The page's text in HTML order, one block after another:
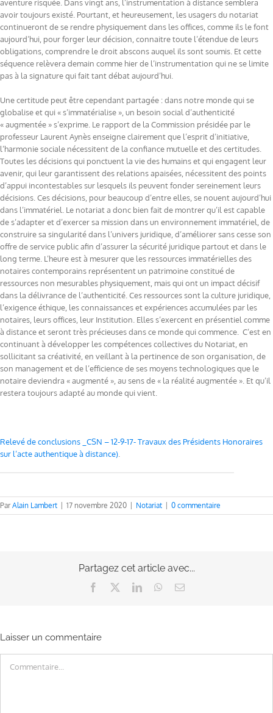
aventure risquée. Dans vingt ans, l’instrumentation à distance semblera
avoir toujours existé. Pourtant, et heureusement, les usagers du notariat
continueront de se rendre physiquement dans les offices, comme ils le font
aujourd’hui, pour forger leur décision, connaitre toute l’étendue de leurs
obligations, comprendre le droit abscons auquel ils sont soumis. Et cette
séquence relèvera demain comme hier de l’instrumentation qui ne se limite
pas à la signature qui fait tant débat aujourd’hui.
Une certitude peut être cependant partagée : dans notre monde qui se
globalise et qui « s’immatérialise », un besoin social d’authenticité
« augmentée » s’exprime. Le rapport de la Commission présidée par le
professeur Laurent Aynès enseigne clairement que l’esprit d’initiative,
l’harmonie sociale nécessitent de la confiance mutuelle et des certitudes.
Toutes les décisions qui ponctuent la vie des humains et qui engagent leur
avenir, qui leur garantissent des relations apaisées, nécessitent des points
d’appui incontestables sur lesquels ils peuvent fonder sereinement leurs
décisions. Ces décisions, pour beaucoup d’entre elles, se nouent aujourd’hui
dans l’immatériel. Le notariat a donc bien fait de montrer qu’il est capable
de s’adapter et d’exercer sa mission dans un environnement immatériel, de
construire sa singularité dans l’univers juridique, d’améliorer sans cesse son
offre de service public afin d’assurer la sécurité juridique partout et dans le
long terme. L’heure est à mesurer que les ressources immatérielles des
notaires contemporains représentent un patrimoine constitué de
ressources non mesurables physiquement, mais qui ont un impact décisif
dans la délivrance de l’authenticité. Ces ressources sont la culture juridique,
l’exigence éthique, les connaissances et expériences accumulées par les
notaires, leurs offices, leur Institution. Elles s’exercent en présentiel comme
à distance et seront très précieuses dans ce monde qui commence. C’est en
continuant à développer les compétences collectives du Notariat, en
sollicitant sa créativité, en veillant à la pertinence de son organisation, de
son management et de l’efficience de ses moyens technologiques que le
notaire deviendra « augmenté », au sens de « la réalité augmentée ». Et qu’il
restera toujours adapté au monde qui vient.
Relevé de conclusions _CSN – 12-9-17- Travaux des Présidents Honoraires
sur l’acte authentique à distance).
ParAlain Lambert 17 novembre 2020 Notariat 0 commentaire
Partagez cet article avec...
Facebook LinkedInWhatsApp
Email
Laisser un commentaire